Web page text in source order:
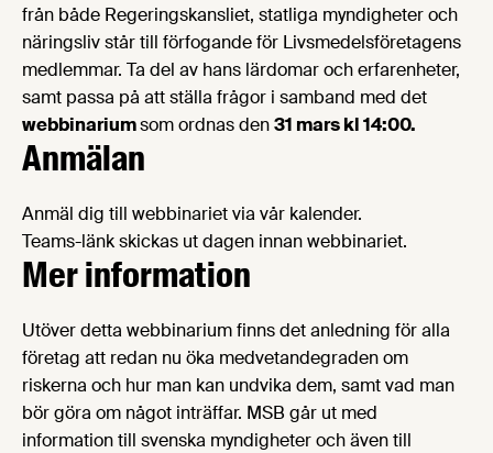
från både Regeringskansliet, statliga myndigheter och
näringsliv står till förfogande för Livsmedelsföretagens
medlemmar. Ta del av hans lärdomar och erfarenheter,
samt passa på att ställa frågor i samband med det
webbinariumsom ordnas den31 mars kl 14:00.
Anmälan
Anmäl dig till webbinariet via vår kalender.
Teams-länk skickas ut dagen innan webbinariet.
Mer information
Utöver detta webbinarium finns det anledning för alla
företag att redan nu öka medvetandegraden om
riskerna och hur man kan undvika dem, samt vad man
bör göra om något inträffar. MSB går ut med
information till svenska myndigheter och även till